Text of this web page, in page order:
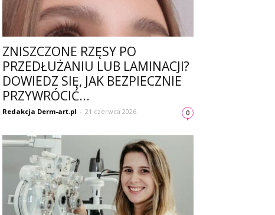
ZNISZCZONE RZĘSY PO
PRZEDŁUŻANIU LUB LAMINACJI?
DOWIEDZ SIĘ, JAK BEZPIECZNIE
PRZYWRÓCIĆ...
Redakcja Derm-art.pl - 21 czerwca 2026 0